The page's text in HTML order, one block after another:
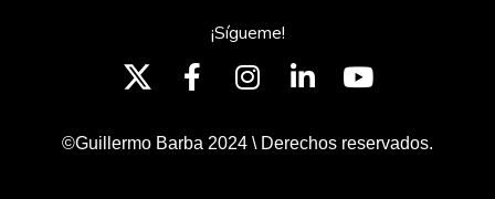
¡Sígueme!
©Guillermo Barba 2024 \ Derechos reservados.